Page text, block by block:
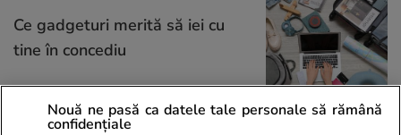
Ce gadgeturi merită să iei cu
tine în concediu
Nouă ne pasă ca datele tale personale să rămână
confidențiale